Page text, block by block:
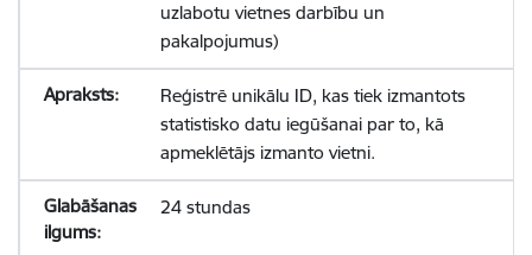
uzlabotu vietnes darbību un
pakalpojumus)
Reģistrē unikālu ID, kas tiek izmantots
statistisko datu iegūšanai par to, kā
apmeklētājs izmanto vietni.
24 stundas